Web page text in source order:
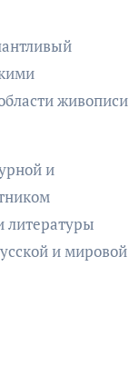
живописи
и
литературы
и мировой